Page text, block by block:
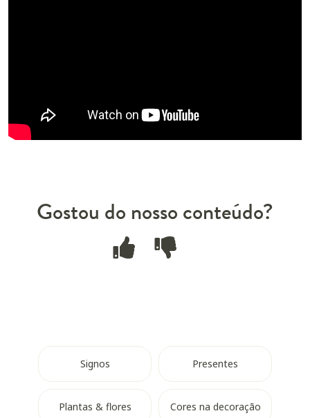
Gostou do nosso conteúdo?
Signos Presentes
Plantas & flores Cores na decoração